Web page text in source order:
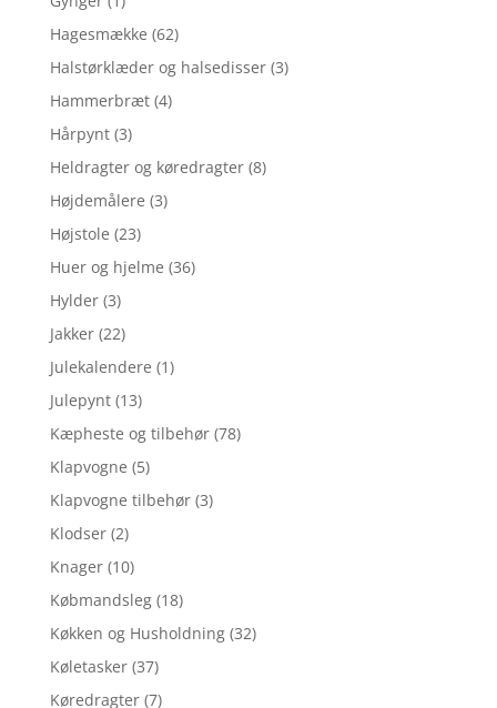
Hagesmække (62)
Halstørklæder og halsedisser (3)
Hammerbræt (4)
Hårpynt (3)
Heldragter og køredragter (8)
Højdemålere (3)
Højstole (23)
Huer og hjelme (36)
Hylder (3)
Jakker (22)
Julekalendere (1)
Julepynt (13)
Kæpheste og tilbehør (78)
Klapvogne (5)
Klapvogne tilbehør (3)
Klodser (2)
Knager (10)
Købmandsleg (18)
Køkken og Husholdning (32)
Køletasker (37)
Køredragter (7)